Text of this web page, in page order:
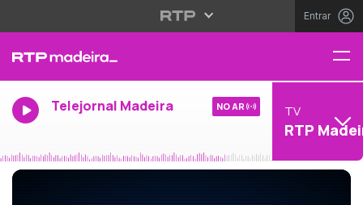
Entrar
Telejornal Madeira NO AR TV
RTP